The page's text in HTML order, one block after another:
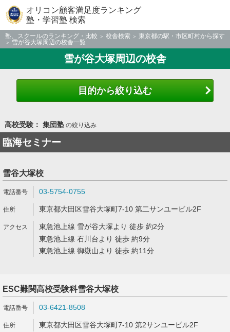
オリコン顧客満足度ランキング
塾・学習塾 検索
塾、スクールのランキング・比較 校舎検索
東京都の駅・市区町村から探す
雪が谷大塚周辺の校舎一覧
雪が谷大塚周辺の校舎
目的から絞り込む
高校受験： 集団塾の絞り込み
臨海セミナー
雪谷大塚校
03-5754-0755
東京都大田区雪谷大塚町7-10 第二サンユービル2F
東急池上線 雪が谷大塚より 徒歩 約2分
東急池上線 石川台より 徒歩 約9分
東急池上線 御嶽山より 徒歩 約11分
ESC難関高校受験科雪谷大塚校
03-6421-8508
東京都大田区雪谷大塚町7-10 第2サンユービル2F